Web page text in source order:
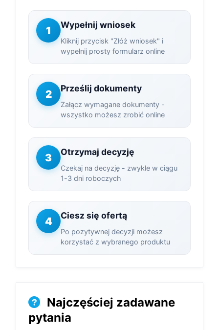
1 Wypełnij wniosek
Kliknij przycisk "Złóż wniosek" i
wypełnij prosty formularz online
2 Prześlij dokumenty
Załącz wymagane dokumenty -
wszystko możesz zrobić online
3 Otrzymaj decyzję
Czekaj na decyzję - zwykle w ciągu
1-3 dni roboczych
4 Ciesz się ofertą
Po pozytywnej decyzji możesz
korzystać z wybranego produktu
Najczęściej zadawane
pytania